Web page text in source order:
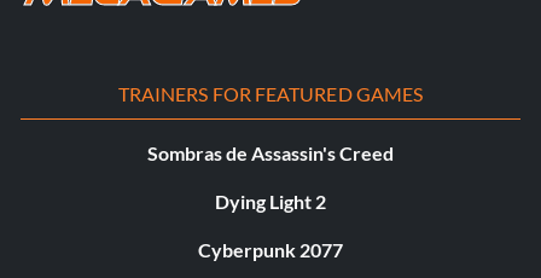
TRAINERS FOR FEATURED GAMES
Sombras de Assassin's Creed
Dying Light 2
Cyberpunk 2077